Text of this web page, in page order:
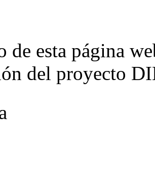
de esta página
del proyecto